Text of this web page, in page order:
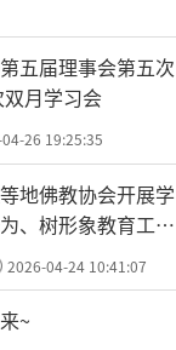
五届理事会第五次
月学习会
26 19:25:35
地佛教协会开展学
、树形象教育工作
2026-04-24 10:41:07
~